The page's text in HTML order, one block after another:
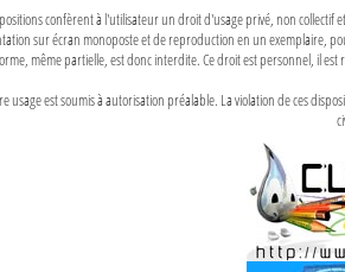
confèrent à l'utilisateur un droit d'usage privé, non
sur écran monoposte et de reproduction en un exemplaire,
même partielle, est donc interdite. Ce droit est personnel, il
usage est soumis à autorisation préalable. La violation de ces